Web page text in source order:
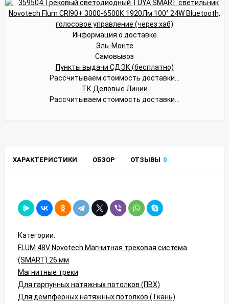
Информация о доставке
Эль-Монте
Самовывоз
Пункты выдачи СДЭК (бесплатно)
Рассчитываем стоимость доставки...
ТК Деловые Линии
Рассчитываем стоимость доставки...
ХАРАКТЕРИСТИКИ ОБЗОР ОТЗЫВЫ 0
Категории:
FLUM 48V Novotech Магнитная трековая система
(SMART) 26 мм
Магнитные треки
Для гарпунных натяжных потолков (ПВХ)
Для демпферных натяжных потолков (Ткань)